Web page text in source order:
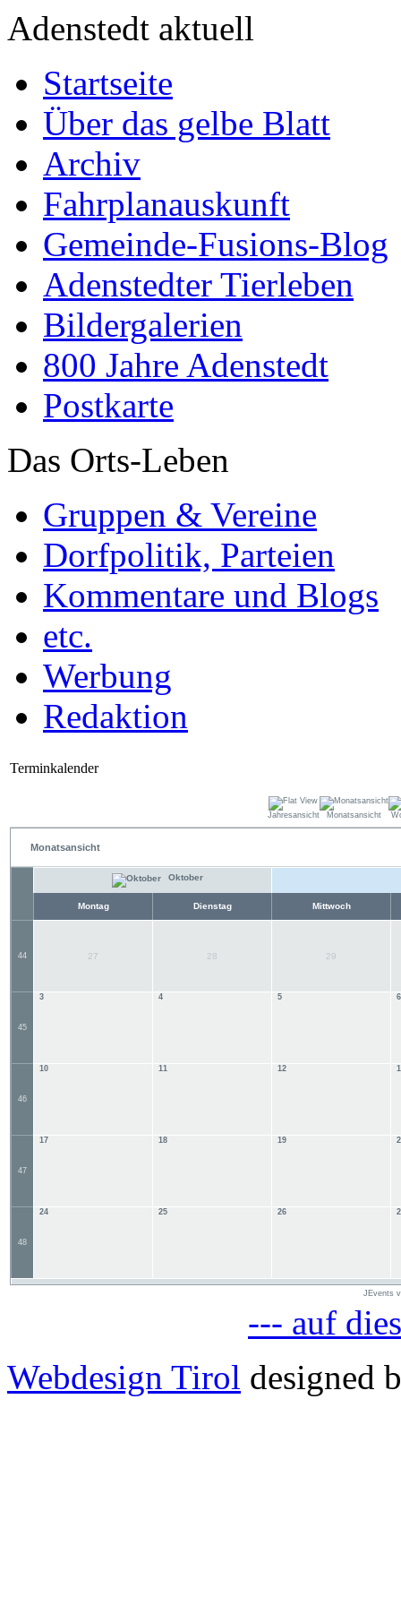
Adenstedt aktuell
Startseite
Über das gelbe Blatt
Archiv
Fahrplanauskunft
Gemeinde-Fusions-Blog
Adenstedter Tierleben
Bildergalerien
800 Jahre Adenstedt
Postkarte
Das Orts-Leben
Gruppen & Vereine
Dorfpolitik, Parteien
Kommentare und Blogs
etc.
Werbung
Redaktion
Terminkalender
Jahresansicht Monatsansicht
Monatsansicht
Oktober
Montag Dienstag Mittwoch
44 27 28 29
45
3 4 5 6
46
10 11 12
47
17 18 19
48
24 25 26
JEvents
--- auf
Webdesign Tirol designed